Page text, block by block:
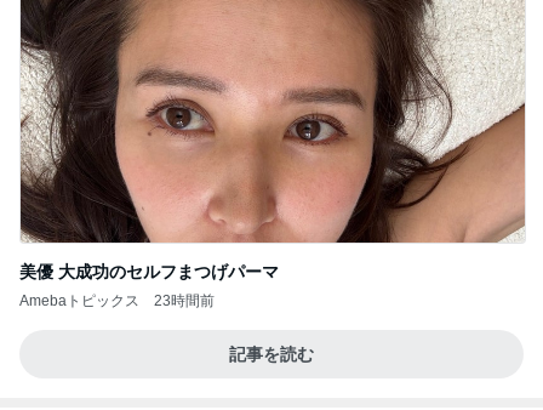
美優 大成功のセルフまつげパーマ
Amebaトピックス 23時間前
記事を読む